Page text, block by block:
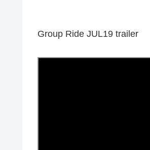
Group Ride JUL19 trailer